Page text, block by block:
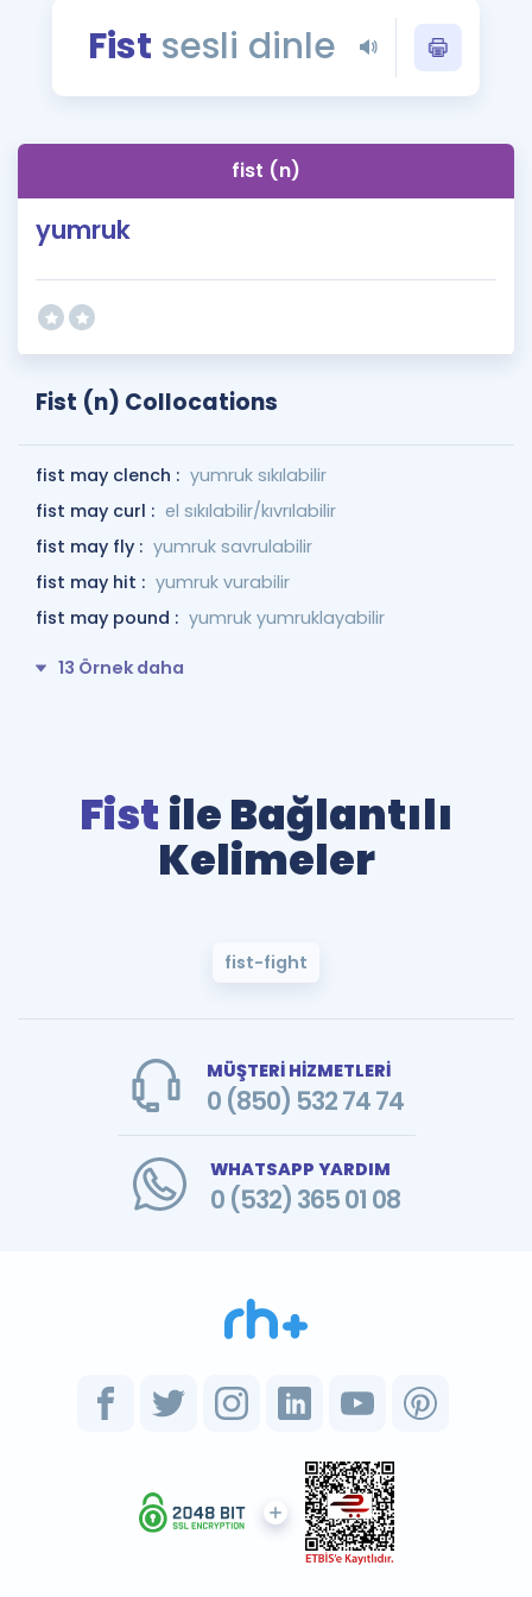
Blog
İngilizce Gramer
Fist sesli dinle
fist (n)
yumruk
Fist (n) Collocations
fist may clench : yumruk sıkılabilir
fist may curl : el sıkılabilir/kıvrılabilir
fist may fly : yumruk savrulabilir
fist may hit : yumruk vurabilir
fist may pound : yumruk yumruklayabilir
13 Örnek daha
Fist ile Bağlantılı
Kelimeler
fist-fight
MÜŞTERİ HİZMETLERİ
0 (850) 532 74 74
WHATSAPP YARDIM
0 (532) 365 01 08